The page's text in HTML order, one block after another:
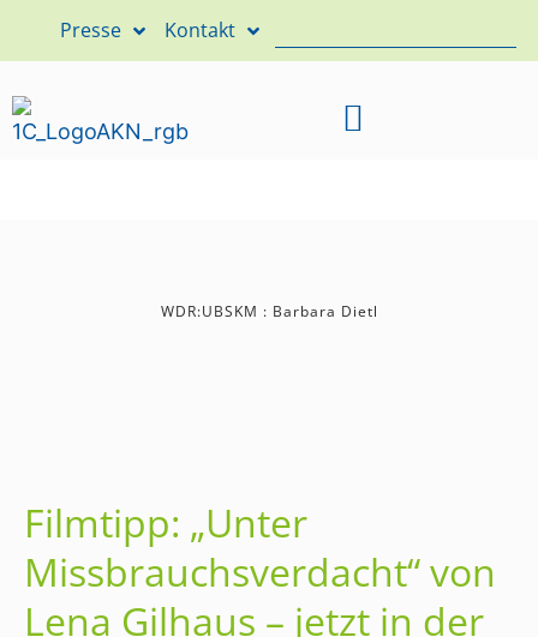
Presse Kontakt
Filmtipp: „Unter
Missbrauchsverdacht“ von
Lena Gilhaus – jetzt in der
WDR:UBSKM : Barbara Dietl